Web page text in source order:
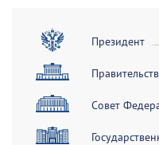
Президент
Совет